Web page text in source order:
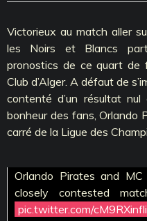
Victorieux au match aller
les Noirs et Blancs
pronostics de ce quart de
Club d’Alger. A défaut de
contenté d’un résultat
bonheur des fans, Orlando
carré de la Ligue des
Orlando Pirates and
closely contested
pic.twitter.com/cM9RXinfli